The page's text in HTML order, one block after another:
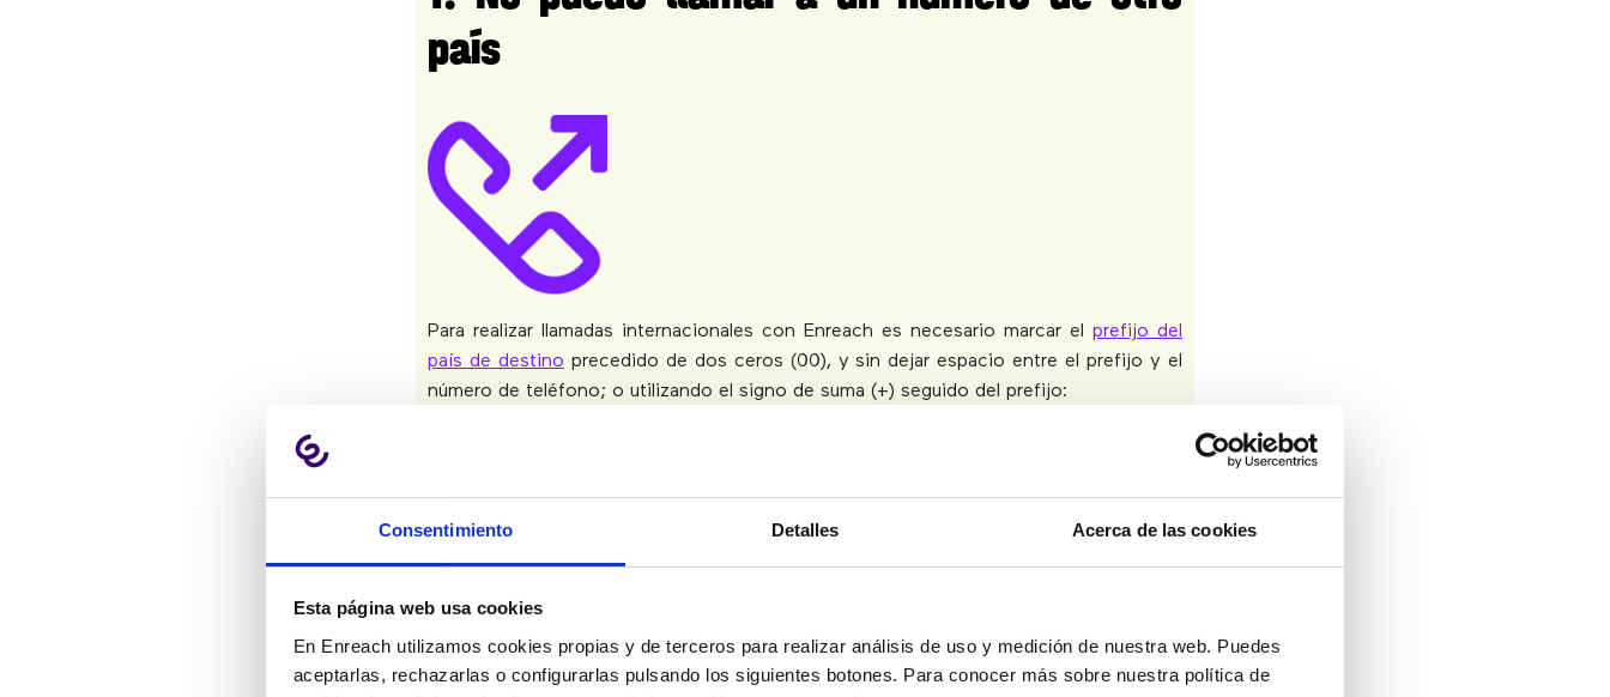
Consentimiento Detalles Acerca de las cookies
Esta página web usa cookies
En Enreach utilizamos cookies propias y de terceros para realizar análisis de uso y medición de nuestra web. Puedes
aceptarlas, rechazarlas o configurarlas pulsando los siguientes botones. Para conocer más sobre nuestra política de
país
Para realizar llamadas internacionales con Enreach es necesario marcar el prefijo del
país de destino precedido de dos ceros (00), y sin dejar espacio entre el prefijo y el
número de teléfono; o utilizando el signo de suma (+) seguido del prefijo:
Inglaterra: seguido del número de teléfono
0052 o +52 seguido del número de teléfono
Portugal: 00351 o + 351seguido del número de teléfono